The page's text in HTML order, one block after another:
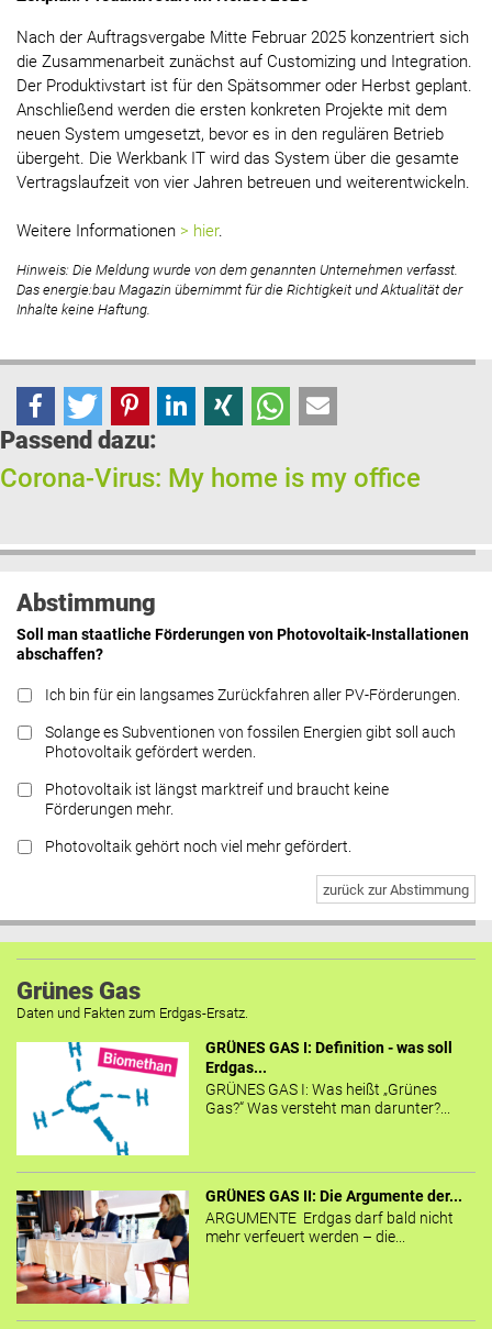
Nach der Auftragsvergabe Mitte Februar 2025 konzentriert sich
die Zusammenarbeit zunächst auf Customizing und Integration.
Der Produktivstart ist für den Spätsommer oder Herbst geplant.
Anschließend werden die ersten konkreten Projekte mit dem
neuen System umgesetzt, bevor es in den regulären Betrieb
übergeht. Die Werkbank IT wird das System über die gesamte
Vertragslaufzeit von vier Jahren betreuen und weiterentwickeln.
Weitere Informationen > hier.
Hinweis: Die Meldung wurde von dem genannten Unternehmen verfasst.
Das energie:bau Magazin übernimmt für die Richtigkeit und Aktualität der
Inhalte keine Haftung.
Passend dazu:
Corona-Virus: My home is my office
Abstimmung
Soll man staatliche Förderungen von Photovoltaik-Installationen
abschaffen?
Ich bin für ein langsames Zurückfahren aller PV-Förderungen.
Solange es Subventionen von fossilen Energien gibt soll auch
Photovoltaik gefördert werden.
Photovoltaik ist längst marktreif und braucht keine
Förderungen mehr.
Photovoltaik gehört noch viel mehr gefördert.
zurück zur Abstimmung
Grünes Gas
Daten und Fakten zum Erdgas-Ersatz.
GRÜNES GAS I: Definition - was soll
Erdgas...
GRÜNES GAS I: Was heißt „Grünes
Gas?“ Was versteht man darunter?...
GRÜNES GAS II: Die Argumente der...
ARGUMENTE Erdgas darf bald nicht
mehr verfeuert werden – die...